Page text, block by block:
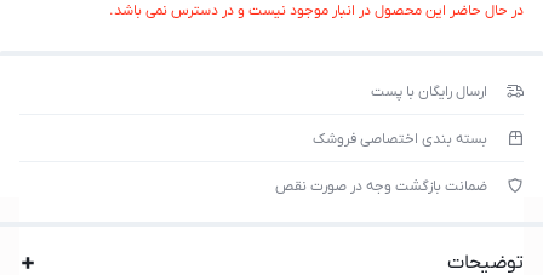
در حال حاضر این محصول در انبار موجود نیست و در دسترس نمی باشد.
ارسال رایگان با پست
بسته بندی اختصاصی فروشک
ضمانت بازگشت وجه در صورت نقص
توضیحات